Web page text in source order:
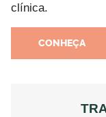
clínica.
CONHEÇA